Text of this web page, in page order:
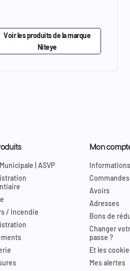
Voir les produits de la marque
Niteye
| ASVP
/ Incendie
Mon
Commandes
Avoirs
Adresses
Bons de
Changer
passe ?
Et les
Mes alertes